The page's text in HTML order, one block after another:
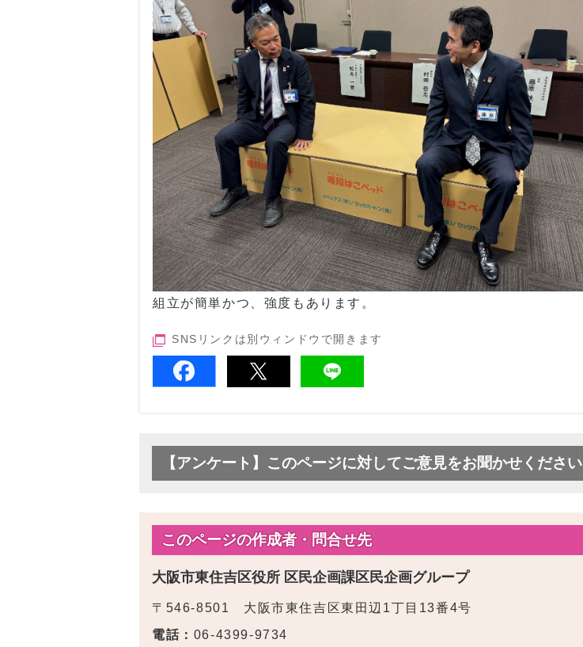
組立が簡単かつ、強度もあります。
SNSリンクは別ウィンドウで開きます
【アンケート】このページに対してご意見をお聞かせください
このページの作成者・問合せ先
大阪市東住吉区役所 区民企画課区民企画グループ
〒546-8501 大阪市東住吉区東田辺1丁目13番4号
電話： 06-4399-9734